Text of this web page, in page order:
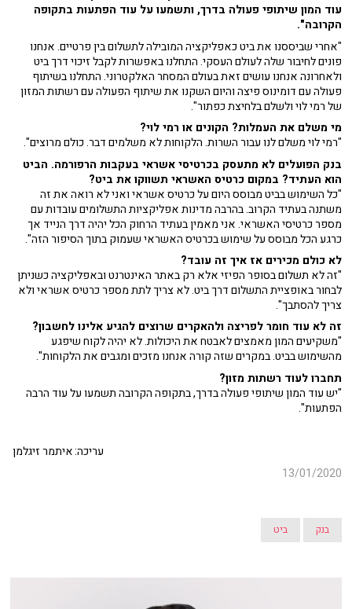
עוד המון שיתופי פעולה בדרך, ותשמעו על עוד הפתעות בתקופה
הקרובה".
"אחרי שביססנו את ביט כאפליקציה המובילה לתשלום בין פרטיים. אנחנו
פונים לחיבור שלה לעולם העסקי. התחלנו באפשרות לקבל זיכוי דרך ביט
ולאחרונה אנחנו עושים זאת בעולם המסחר האלקטרוני. התחלנו בשיתוף
פעולה עם דומינוס פיצה והיום השקנו את שיתוף הפעולה עם רשתות המזון
של רמי לוי ולשלם בלחיצת כפתור".
מי משלם את העמלות? הקונים או רמי לוי?
"רמי לוי משלם לנו עבור השרות. הלקוחות לא משלמים דבר. כולם מרוצים".
בנק הפועלים לא מתעסק בכרטיסי אשראי בעקבות הרפורמה. הביט
הוא העתיד? במקום כרטיס האשראי תשווקו את ביט?
"כל השימוש בביט מבוסס היום על כרטיס אשראי ואני לא רואה את זה
משתנה בעתיד הקרוב. בהרבה מדינות אפליקציות התשלומים עובדות עם
מספר כרטיסי האשראי. אני מאמין בעתיד הרחוק הכל יהיה דרך הנייד אך
כרגע הכל מבוסס על שימוש בכרטיס האשראי שעמוק בתוך הסיפור הזה".
לא כולם מכירים אז איך זה עובד?
"זה לא תשלום בסופר הפיזי אלא רק באתר האינטרנט ובאפליקציה כשניתן
לבחור באופציית התשלום דרך ביט. לא צריך לתת מספר כרטיס אשראי ולא
צריך להסתבך".
זה לא עוד חומר לפריצה ולהאקרים שרוצים להגיע אלינו לחשבון?
"משקיעים המון מאמצים לאבטח את היכולות. לא יהיה לקוח שיפגע
מהשימוש בביט. במקרים שזה קורה אנחנו מזכים ומגבים את הלקוחות".
תחברו לעוד רשתות מזון?
"יש עוד המון שיתופי פעולה בדרך, בתקופה הקרובה תשמעו על עוד הרבה
הפתעות".
עריכה: איתמר זיגלמן
13/01/2020
בנק ביט